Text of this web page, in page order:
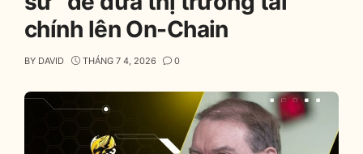
chính lên On-Chain
BY DAVID THÁNG 7 4, 2026 0